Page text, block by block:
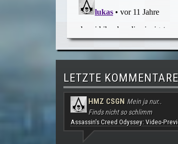
LETZTE KOMMENTARE
HMZ CSGN Mein ja nur..
Finds nicht so schlimm
Assassin's Creed Odyssey: Video-